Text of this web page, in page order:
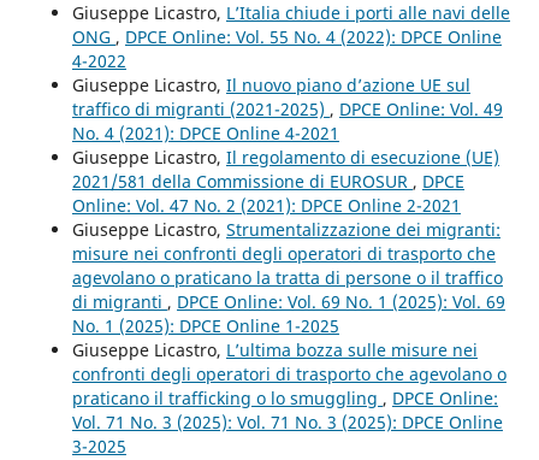
Giuseppe Licastro, L’Italia chiude i porti alle navi delle
ONG , DPCE Online: Vol. 55 No. 4 (2022): DPCE Online
4-2022
Giuseppe Licastro, Il nuovo piano d’azione UE sul
traffico di migranti (2021-2025) , DPCE Online: Vol. 49
No. 4 (2021): DPCE Online 4-2021
Giuseppe Licastro, Il regolamento di esecuzione (UE)
2021/581 della Commissione di EUROSUR , DPCE
Online: Vol. 47 No. 2 (2021): DPCE Online 2-2021
Giuseppe Licastro, Strumentalizzazione dei migranti:
misure nei confronti degli operatori di trasporto che
agevolano o praticano la tratta di persone o il traffico
di migranti , DPCE Online: Vol. 69 No. 1 (2025): Vol. 69
No. 1 (2025): DPCE Online 1-2025
Giuseppe Licastro, L’ultima bozza sulle misure nei
confronti degli operatori di trasporto che agevolano o
praticano il trafficking o lo smuggling , DPCE Online:
Vol. 71 No. 3 (2025): Vol. 71 No. 3 (2025): DPCE Online
3-2025